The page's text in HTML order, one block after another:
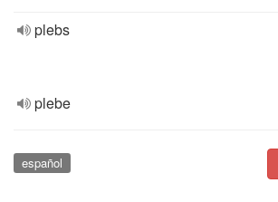
plebs
plebe
español